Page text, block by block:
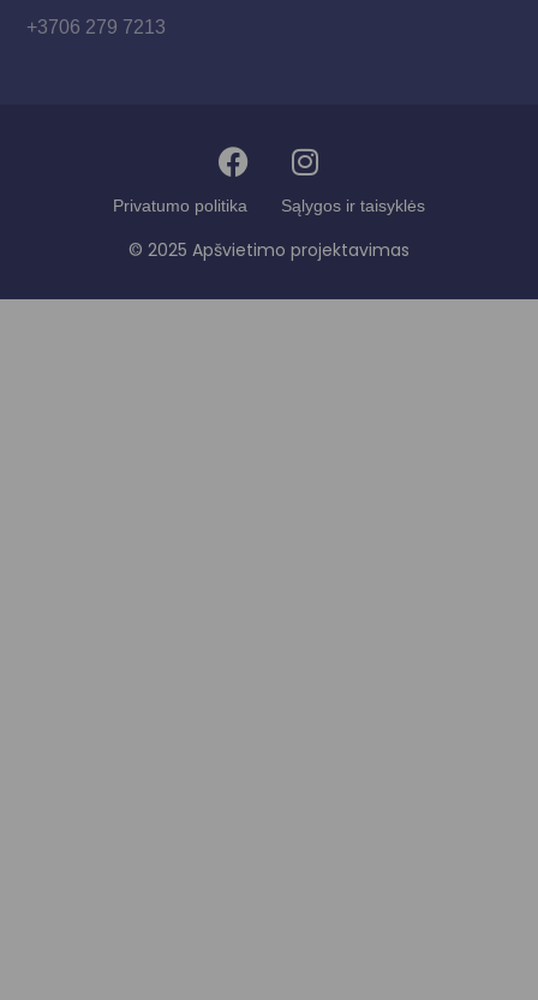
+3706 279 7213
Privatumo politika Sąlygos ir taisyklės
© 2025 Apšvietimo projektavimas